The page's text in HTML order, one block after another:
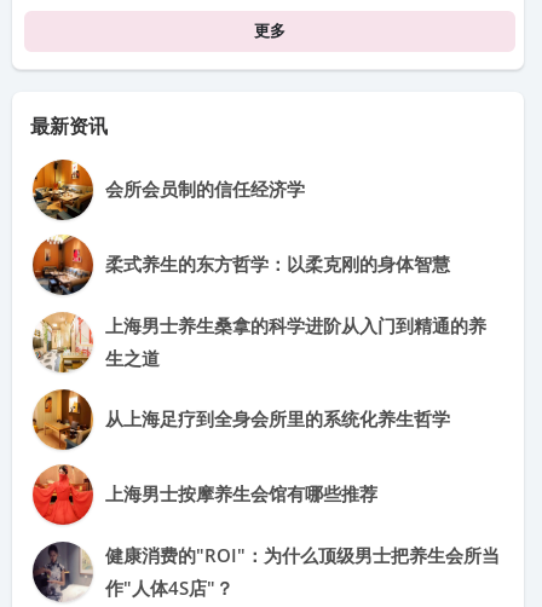
更多
最新资讯
会所会员制的信任经济学
柔式养生的东方哲学：以柔克刚的身体智慧
上海男士养生桑拿的科学进阶从入门到精通的养
生之道
从上海足疗到全身会所里的系统化养生哲学
上海男士按摩养生会馆有哪些推荐
健康消费的"ROI"：为什么顶级男士把养生会所当
作"人体4S店"？